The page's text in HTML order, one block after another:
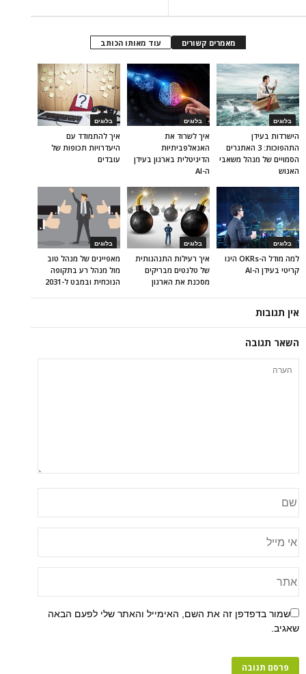
מאמרים קשורים עוד מאותו הכותב
בלוגים
איך להתמודד עם
היעדרויות תכופות של
עובדים
בלוגים
איך לשרוד את
האנאלפביתיוּת
הדיגיטלית בארגון בעידן
ה-AI
בלוגים
הישרדות בעידן
התהפוכות: 3 האתגרים
הסמויים של מנהל משאבי
האנוש
בלוגים
מאפיינים של מנהל טוב
מול מנהל רע בתקופה
הנוכחית ובמבט ל-2031
בלוגים
איך רעילות התנהגותית
של טלנטים מבריקים
מסכנת את הארגון
בלוגים
למה מודל ה-OKRs הינו
קריטי בעידן ה-AI
אין תגובות
השאר תגובה
שמור בדפדפן זה את השם, האימייל והאתר שלי לפעם הבאה
שאגיב.